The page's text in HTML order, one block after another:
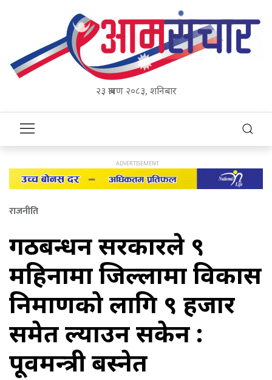
२३ श्रावण २०८३, शनिबार
राजनीति
गठबन्धन सरकारले ९
महिनामा जिल्लामा विकास
निर्माणको लागि ९ हजार
समेत ल्याउन सकेन :
पूर्वमन्त्री बस्नेत